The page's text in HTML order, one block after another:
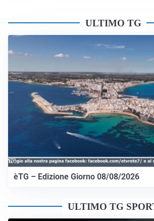
ULTIMO TG
èTG – Edizione Giorno 08/08/2026
ULTIMO TG